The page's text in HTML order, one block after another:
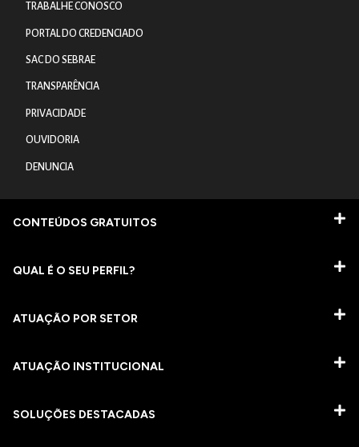
TRABALHE CONOSCO
PORTAL DO CREDENCIADO
SAC DO SEBRAE
TRANSPARÊNCIA
PRIVACIDADE
OUVIDORIA
DENUNCIA
CONTEÚDOS GRATUITOS
QUAL É O SEU PERFIL?
ATUAÇÃO POR SETOR
ATUAÇÃO INSTITUCIONAL
SOLUÇÕES DESTACADAS